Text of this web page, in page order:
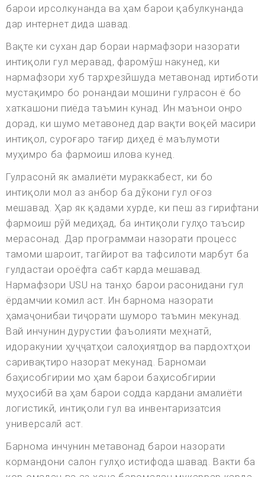
барои ирсолкунанда ва ҳам барои қабулкунанда
дар интернет дида шавад.
Вақте ки сухан дар бораи нармафзори назорати
интиқоли гул меравад, фаромӯш накунед, ки
нармафзори хуб тарҳрезӣшуда метавонад иртиботи
мустақимро бо ронандаи мошини гулрасон ё бо
хаткашони пиёда таъмин кунад. Ин маънои онро
дорад, ки шумо метавонед дар вақти воқеӣ масири
интиқол, суроғаро тағир диҳед ё маълумоти
муҳимро ба фармоиш илова кунед.
Гулрасонӣ як амалиёти мураккабест, ки бо
интиқоли мол аз анбор ба дӯкони гул оғоз
мешавад. Ҳар як қадами хурде, ки пеш аз гирифтани
фармоиш рӯй медиҳад, ба интиқоли гулҳо таъсир
мерасонад. Дар программаи назорати процесс
тамоми шароит, тагйирот ва тафсилоти марбут ба
гулдастаи ороёфта сабт карда мешавад.
Нармафзори USU на танҳо барои расонидани гул
ёрдамчии комил аст. Ин барнома назорати
ҳамаҷонибаи тиҷорати шуморо таъмин мекунад.
Вай инчунин дурустии фаъолияти меҳнатӣ,
идоракунии ҳуҷҷатҳои салоҳиятдор ва пардохтҳои
саривақтиро назорат мекунад. Барномаи
баҳисобгирии мо ҳам барои баҳисобгирии
муҳосибӣ ва ҳам барои содда кардани амалиёти
логистикӣ, интиқоли гул ва инвентаризатсия
универсалӣ аст.
Барнома инчунин метавонад барои назорати
кормандони салон гулҳо истифода шавад. Вакти ба